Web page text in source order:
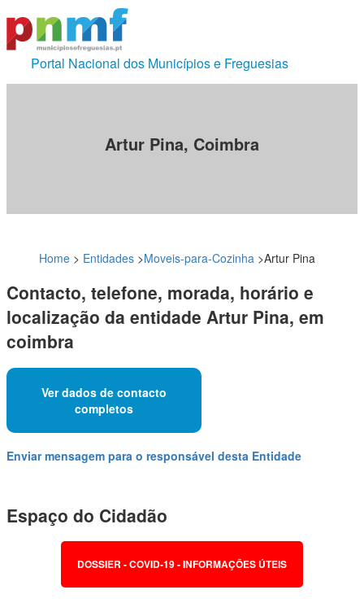
Portal Nacional dos Municípios e Freguesias
Artur Pina, Coimbra
Home > Entidades >Moveis-para-Cozinha >Artur Pina
Contacto, telefone, morada, horário e
localização da entidade Artur Pina, em
coimbra
Ver dados de contacto
completos
Enviar mensagem para o responsável desta Entidade
Espaço do Cidadão
DOSSIER - COVID-19 - INFORMAÇÕES ÚTEIS